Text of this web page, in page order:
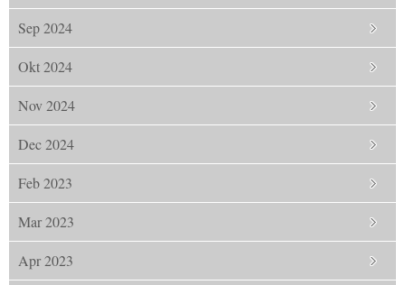
Sep 2024
Okt 2024
Nov 2024
Dec 2024
Feb 2023
Mar 2023
Apr 2023